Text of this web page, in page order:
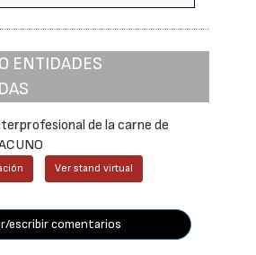
ENTIDADES
de la carne de
Ver stand virtual
escribir comentarios